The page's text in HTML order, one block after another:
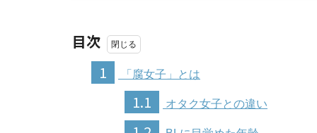
目次
1
「腐女子」とは
1.1 オタク女子との違い